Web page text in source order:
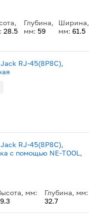
28.5
Глубина,
мм: 59
Ширина,
мм:61.5
RJ-45(8P8C),
RJ-45(8P8C),
с помощью NE-TOOL,
мм:
Глубина, мм:
32.7